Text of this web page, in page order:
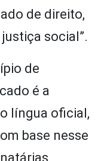
de direito,
social”.
de
é a
língua oficial,
base nesse